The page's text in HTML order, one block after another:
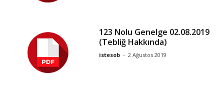
123 Nolu Genelge 02.08.2019
(Tebliğ Hakkında)
istesob - 2 Ağustos 2019